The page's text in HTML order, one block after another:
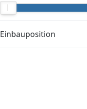
ERA
ESEN SKV
Topran
Maxgear
Einbauposition